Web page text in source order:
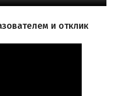
и отклик